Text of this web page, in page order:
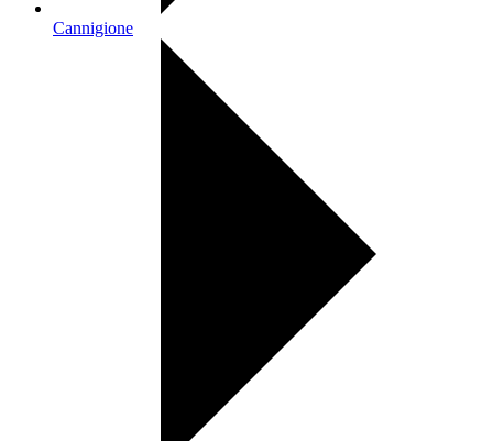
Cannigione